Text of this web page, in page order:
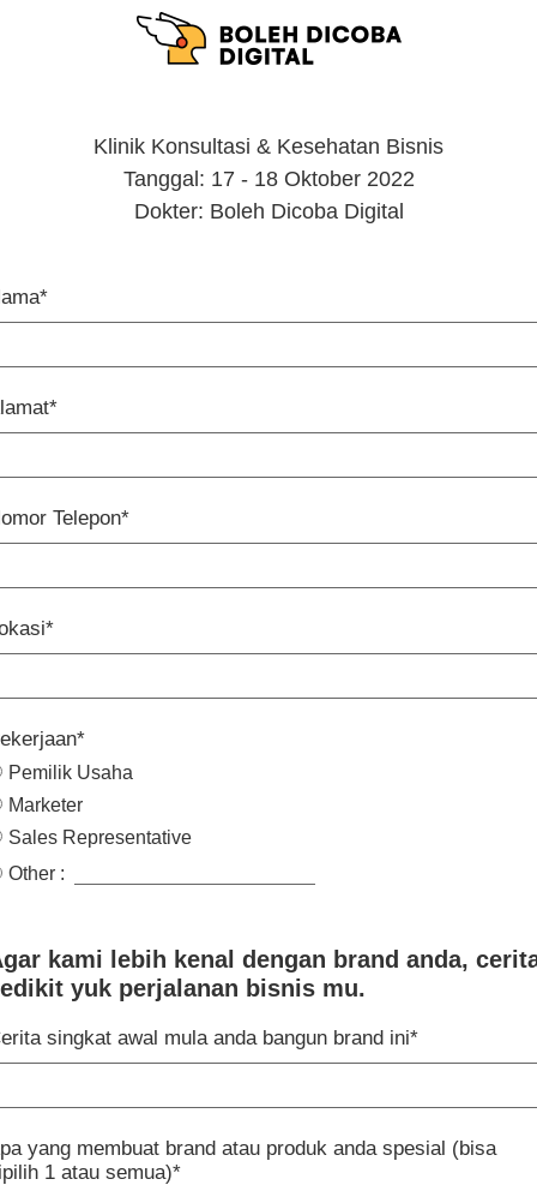
Klinik Konsultasi & Kesehatan Bisnis
Tanggal: 17 - 18 Oktober 2022
Dokter: Boleh Dicoba Digital
Telepon*
Pemilik Usaha
Marketer
Sales Representative
Other :
kami lebih kenal dengan brand anda,
yuk perjalanan bisnis mu.
singkat awal mula anda bangun brand ini*
yang membuat brand atau produk anda spesial (bisa
1 atau semua)*